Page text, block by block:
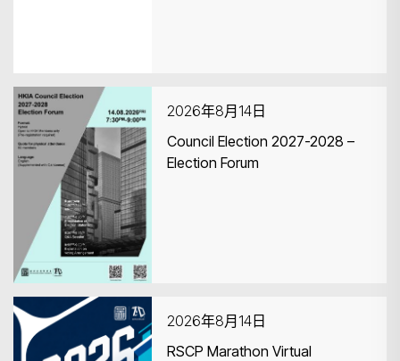
2026年8月14日
Council Election 2027-2028 –
Election Forum
2026年8月14日
RSCP Marathon Virtual